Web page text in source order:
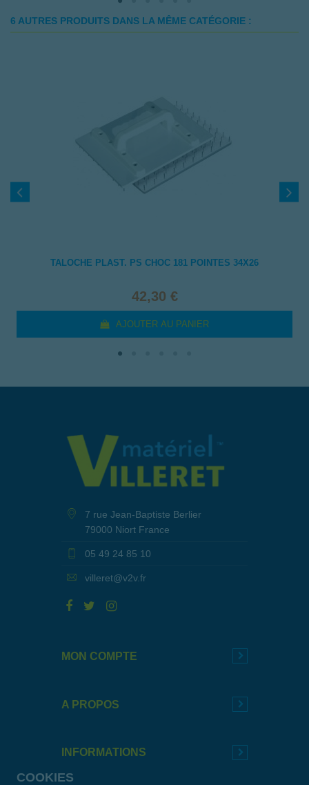
6 AUTRES PRODUITS DANS LA MÊME CATÉGORIE :
TALOCHE PLAST. PS CHOC 181 POINTES 34X26
42,30 €
AJOUTER AU PANIER
7 rue Jean-Baptiste Berlier
79000 Niort France
05 49 24 85 10
villeret@v2v.fr
MON COMPTE
A PROPOS
INFORMATIONS
COOKIES